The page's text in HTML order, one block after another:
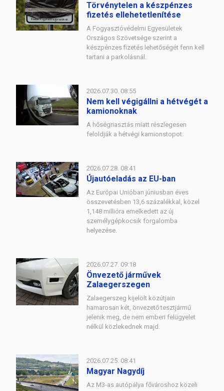
Törvénytelen a készpénzes
fizetés ellehetetlenítése
A Fogyasztóvédelmi Egyesületek
Országos Szövetsége szerint a
készpénzes fizetés lehetőségét fenn kell
tartani a parkolásnál.
2026.07.30. 08:55
Nem kell végigállni a hétvégét a
kamionoknak
A hőségriasztás miatt részlegesen
feloldják a hétvégi kamionstopot.
2026.07.28. 08:41
Újautóeladás az EU-ban
Az Európai Unióban júniusban éves
összevetésben 13,6 százalékkal, közel
1,148 millióra emelkedett az új
személygépkocsik forgalomba
helyezése.
2026.07.27. 09:18
Önvezető járművek
Zalaegerszegen
Zalaegerszeg kijelölt közútjain
hamarosan két, önvezető tesztjármű
jelenik meg, de nem emberi felügyelet
nélkül közlekednek majd.
2026.07.25. 08:41
Magyar Nagydíj
Az M3-as autópálya fővároshoz közeli